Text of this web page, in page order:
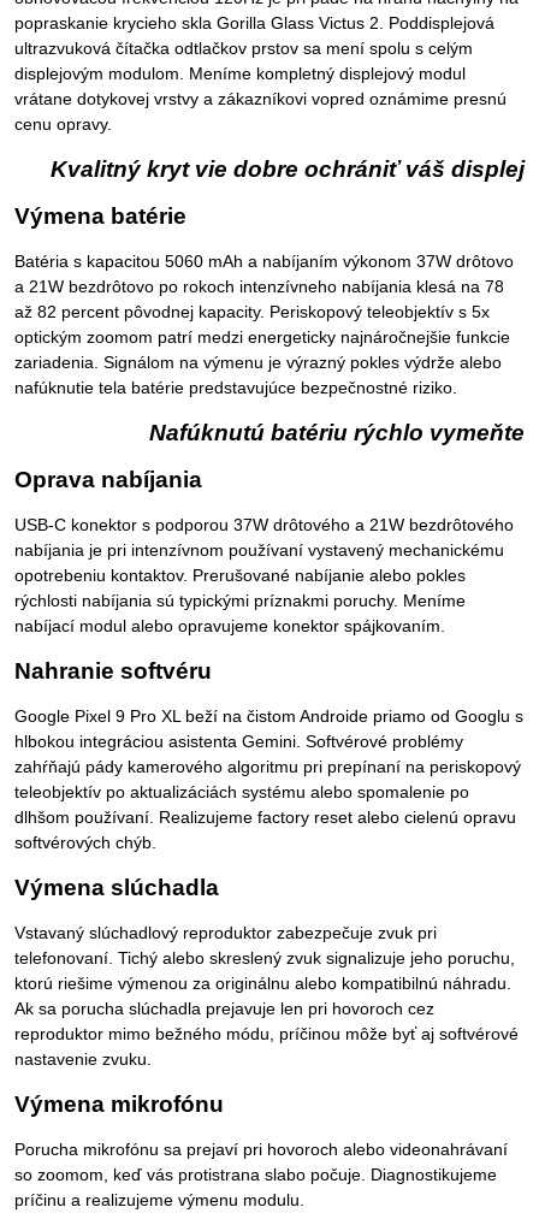
popraskanie krycieho skla Gorilla Glass Victus 2. Poddisplejová
ultrazvuková čítačka odtlačkov prstov sa mení spolu s celým
displejovým modulom. Meníme kompletný displejový modul
vrátane dotykovej vrstvy a zákazníkovi vopred oznámime presnú
cenu opravy.
Kvalitný kryt vie dobre ochrániť váš displej
Výmena batérie
Batéria s kapacitou 5060 mAh a nabíjaním výkonom 37W drôtovo
a 21W bezdrôtovo po rokoch intenzívneho nabíjania klesá na 78
až 82 percent pôvodnej kapacity. Periskopový teleobjektív s 5x
optickým zoomom patrí medzi energeticky najnáročnejšie funkcie
zariadenia. Signálom na výmenu je výrazný pokles výdrže alebo
nafúknutie tela batérie predstavujúce bezpečnostné riziko.
Nafúknutú batériu rýchlo vymeňte
Oprava nabíjania
USB-C konektor s podporou 37W drôtového a 21W bezdrôtového
nabíjania je pri intenzívnom používaní vystavený mechanickému
opotrebeniu kontaktov. Prerušované nabíjanie alebo pokles
rýchlosti nabíjania sú typickými príznakmi poruchy. Meníme
nabíjací modul alebo opravujeme konektor spájkovaním.
Nahranie softvéru
Google Pixel 9 Pro XL beží na čistom Androide priamo od Googlu s
hlbokou integráciou asistenta Gemini. Softvérové problémy
zahŕňajú pády kamerového algoritmu pri prepínaní na periskopový
teleobjektív po aktualizáciách systému alebo spomalenie po
dlhšom používaní. Realizujeme factory reset alebo cielenú opravu
softvérových chýb.
Výmena slúchadla
Vstavaný slúchadlový reproduktor zabezpečuje zvuk pri
telefonovaní. Tichý alebo skreslený zvuk signalizuje jeho poruchu,
ktorú riešime výmenou za originálnu alebo kompatibilnú náhradu.
Ak sa porucha slúchadla prejavuje len pri hovoroch cez
reproduktor mimo bežného módu, príčinou môže byť aj softvérové
nastavenie zvuku.
Výmena mikrofónu
Porucha mikrofónu sa prejaví pri hovoroch alebo videonahrávaní
so zoomom, keď vás protistrana slabo počuje. Diagnostikujeme
príčinu a realizujeme výmenu modulu.